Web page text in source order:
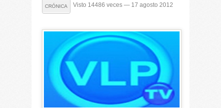
CRÓNICA Visto 14486 veces — 17 agosto 2012